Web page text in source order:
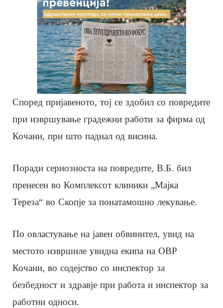
Според пријавеното, тој се здобил со повредите
при извршување градежни работи за фирма од
Кочани, при што паднал од висина.
Поради сериозноста на повредите, В.Б. бил
пренесен во Комплексот клиники „Мајка
Тереза“ во Скопје за понатамошно лекување.
По овластување на јавен обвинител, увид на
местото извршиле увидна екипа на ОВР
Кочани, во содејство со инспектор за
безбедност и здравје при работа и инспектор за
работни односи.